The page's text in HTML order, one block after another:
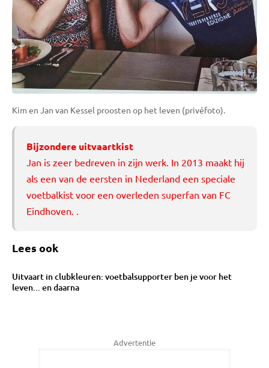
Kim en Jan van Kessel proosten op het leven (privéfoto).
Bijzondere uitvaartkist
Jan is zeer bedreven in zijn werk. In 2013 maakt hij
als een van de eersten in Nederland een speciale
voetbalkist voor een overleden superfan van FC
Eindhoven. .
Lees ook
Uitvaart in clubkleuren: voetbalsupporter ben je voor het
leven... en daarna
Advertentie